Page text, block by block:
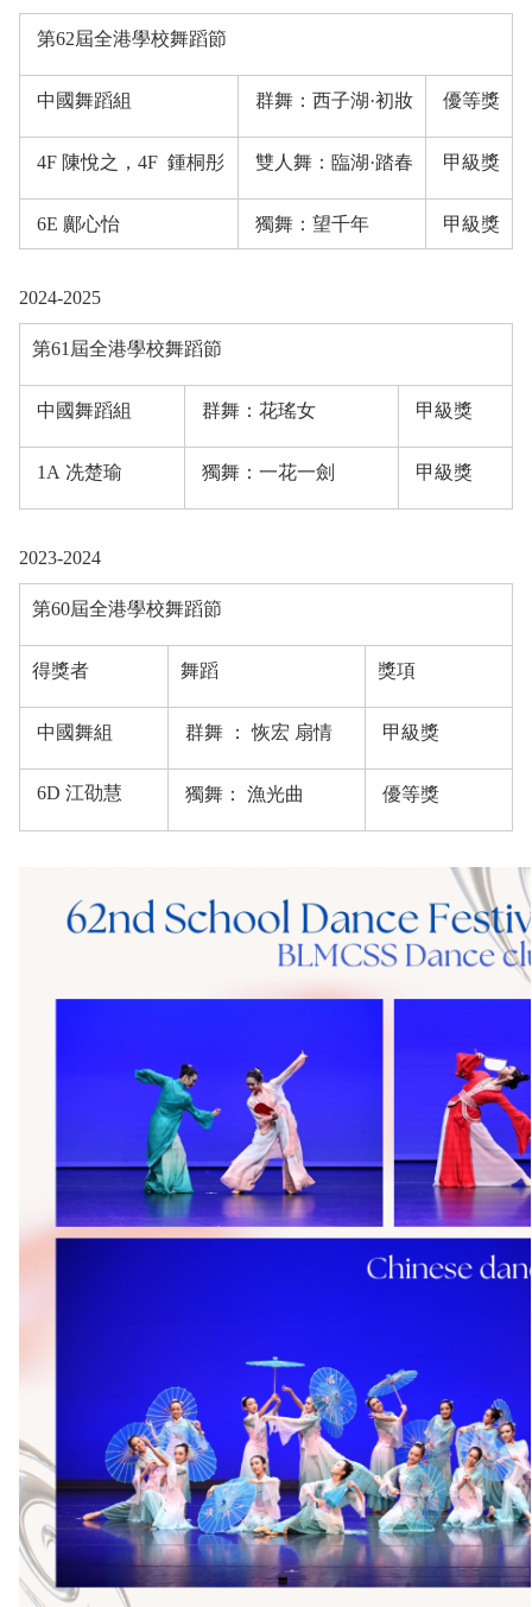
第62屆全港學校舞蹈節
中國舞蹈組 群舞：西子湖·初妝 優等獎
4F 陳悅之，4F 鍾桐彤 雙人舞：臨湖·踏春 甲級獎
6E 鄺心怡 獨舞：望千年 甲級獎
2024-2025
第61屆全港學校舞蹈節
中國舞蹈組 群舞：花瑤女 甲級獎
1A 冼楚瑜 獨舞：一花一劍 甲級獎
2023-2024
第60屆全港學校舞蹈節
得獎者 舞蹈 獎項
中國舞組 群舞 ：恢宏 扇情 甲級獎
6D 江劭慧 獨舞： 漁光曲 優等獎